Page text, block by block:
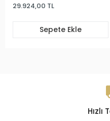
29.924,00 TL
Sepete Ekle